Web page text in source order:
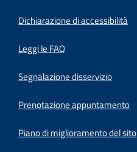
Dichiarazione di accessibilità
Leggi le FAQ
Segnalazione disservizio
Prenotazione appuntamento
Piano di miglioramento del sito